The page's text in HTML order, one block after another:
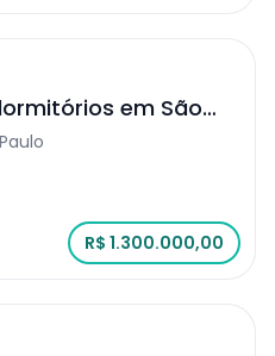
em São
R$ 1.300.000,00